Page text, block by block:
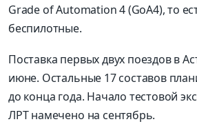
Grade of Automation 4 (GoA4), то
беспилотные.
Поставка первых двух поездов в
июне. Остальные 17 составов
до конца года. Начало тестовой
ЛРТ намечено на сентябрь.